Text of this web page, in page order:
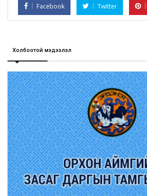
Facebook Twitter
Холбоотой мэдээлэл